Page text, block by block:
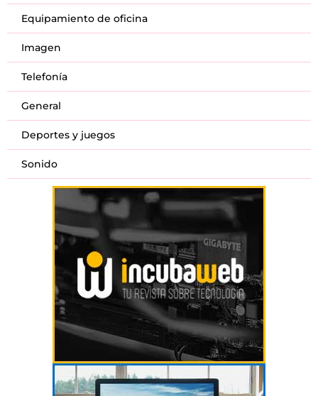
Equipamiento de oficina
Imagen
Telefonía
General
Deportes y juegos
Sonido